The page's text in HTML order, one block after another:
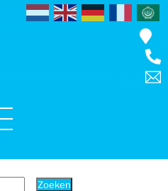
Menu
Zoeken